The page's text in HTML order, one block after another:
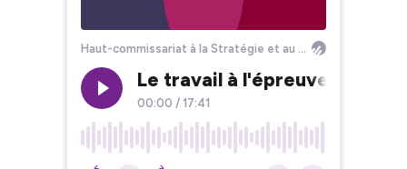
Haut-commissariat à la Stratégie et au Plan
Le travail à l'épreuve du
00:00 / 17:41